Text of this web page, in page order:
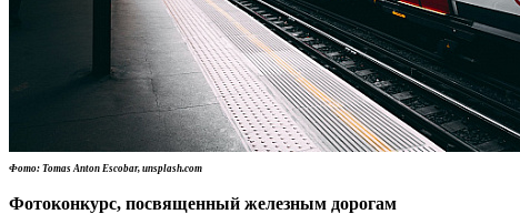
Фото: Tomas Anton Escobar, unsplash.com
Фотоконкурс, посвященный железным дорогам